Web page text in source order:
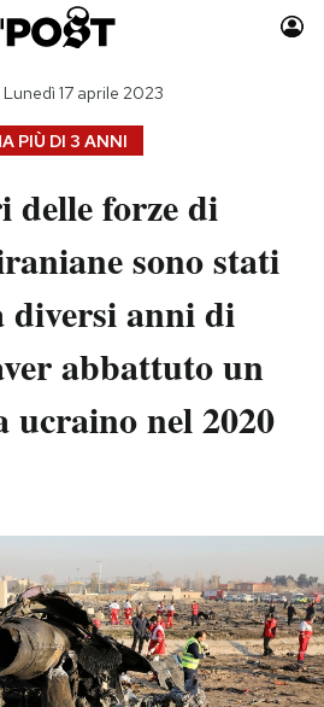
Auto
Moda
Consumismi
Storie/Idee
Media
Europa
PIÙ DI 3 ANNI
Lunedì 17 aprile 2023
delle forze di
sono stati
diversi anni di
abbattuto un
ucraino nel 2020